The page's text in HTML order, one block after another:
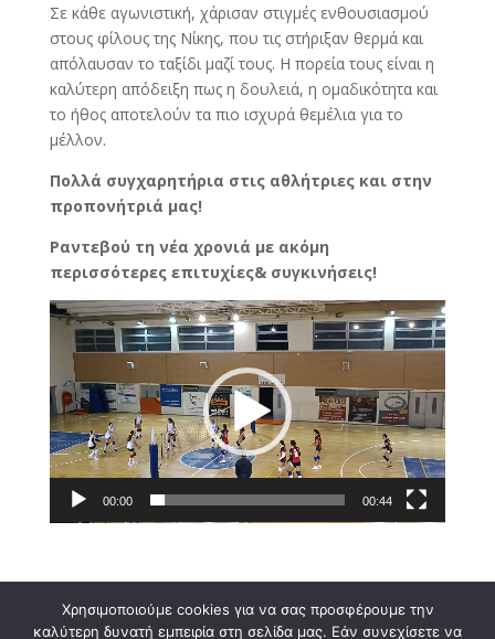
Σε κάθε αγωνιστική, χάρισαν στιγμές ενθουσιασμού
στους φίλους της Νίκης, που τις στήριξαν θερμά και
απόλαυσαν το ταξίδι μαζί τους. Η πορεία τους είναι η
καλύτερη απόδειξη πως η δουλειά, η ομαδικότητα και
το ήθος αποτελούν τα πιο ισχυρά θεμέλια για το
μέλλον.
Πολλά συγχαρητήρια στις αθλήτριες και στην
προπονήτριά μας!
Ραντεβού τη νέα χρονιά με ακόμη
περισσότερες επιτυχίες& συγκινήσεις!
Πρόγραμμα
Αναπαραγωγής
Βίντεο
00:00 00:44
Χρησιμοποιούμε cookies για να σας προσφέρουμε την
καλύτερη δυνατή εμπειρία στη σελίδα μας. Εάν συνεχίσετε να